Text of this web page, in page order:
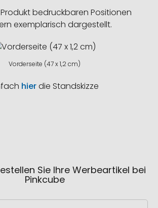
bedruckbaren Positionen
exemplarisch dargestellt.
Vorderseite (47 x 1,2 cm)
hierdie Standskizze
Sie Ihre Werbeartikel bei
Pinkcube